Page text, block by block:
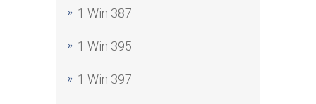
1 Win 387
1 Win 395
1 Win 397